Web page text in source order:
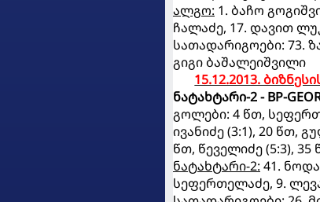
ალგო: 1. ბაჩო
ჩალაძე, 17. დავით
სათადარიგოები: 73.
გიგი ბაშალეიშვილი
15.12.2013.
ნატახტარი-2 - BP-
გოლები: 4 წთ,
ივანიძე (3:1), 20 წთ,
წთ, წეველიძე (5:3), 35
ნატახტარი-2: 41.
სეფერთელაძე, 9.